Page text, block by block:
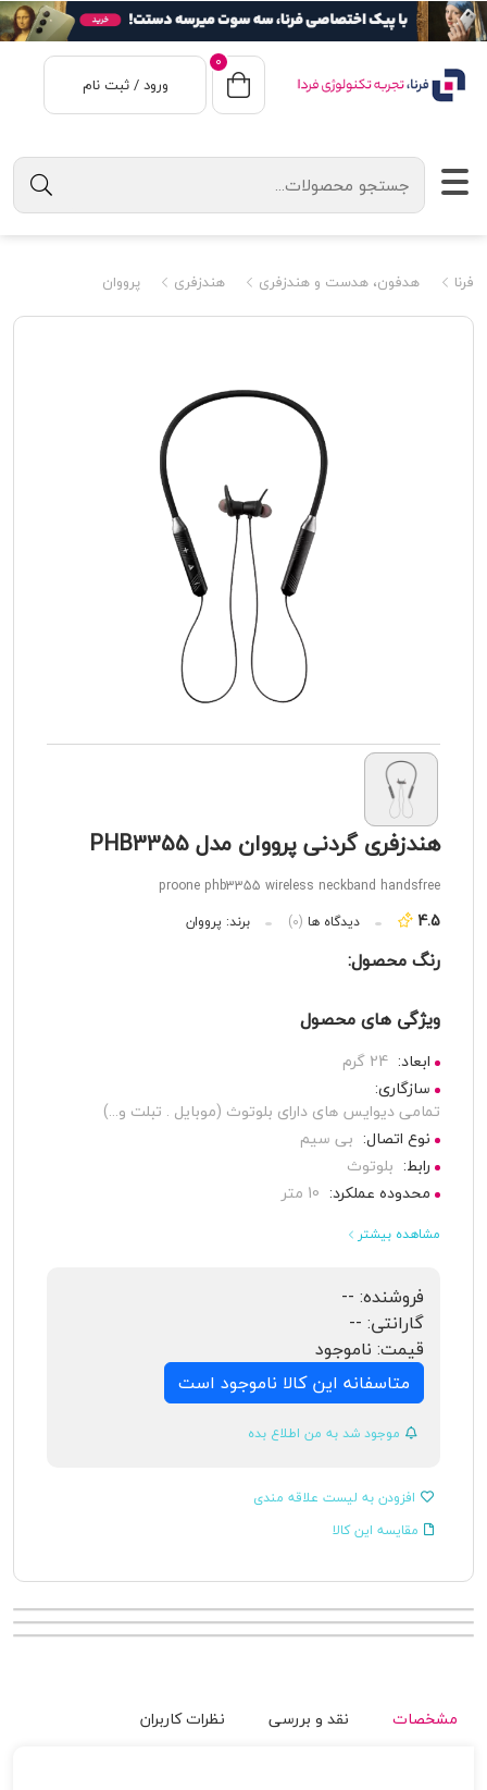
0
ورود / ثبت نام
فرنا هدفون، هدست و هندزفری هندزفری پرووان
هندزفری گردنی پرووان مدل PHB3355
proone phb3355 wireless neckband handsfree
4.5 دیدگاه ها (0) برند: پرووان
رنگ محصول:
ویژگی های محصول
ابعاد: 24 گرم
سازگاری:
تمامی دیوایس های دارای بلوتوث (موبایل . تبلت و...)
نوع اتصال: بی‌ سیم
رابط: بلوتوث
محدوده عملکرد: 10 متر
مشاهده بیشتر
فروشنده: --
گارانتی: --
قیمت: ناموجود
متاسفانه این کالا ناموجود است
موجود شد به من اطلاع بده
افزودن به لیست علاقه مندی
مقایسه این کالا
مشخصات نقد و بررسی نظرات کاربران